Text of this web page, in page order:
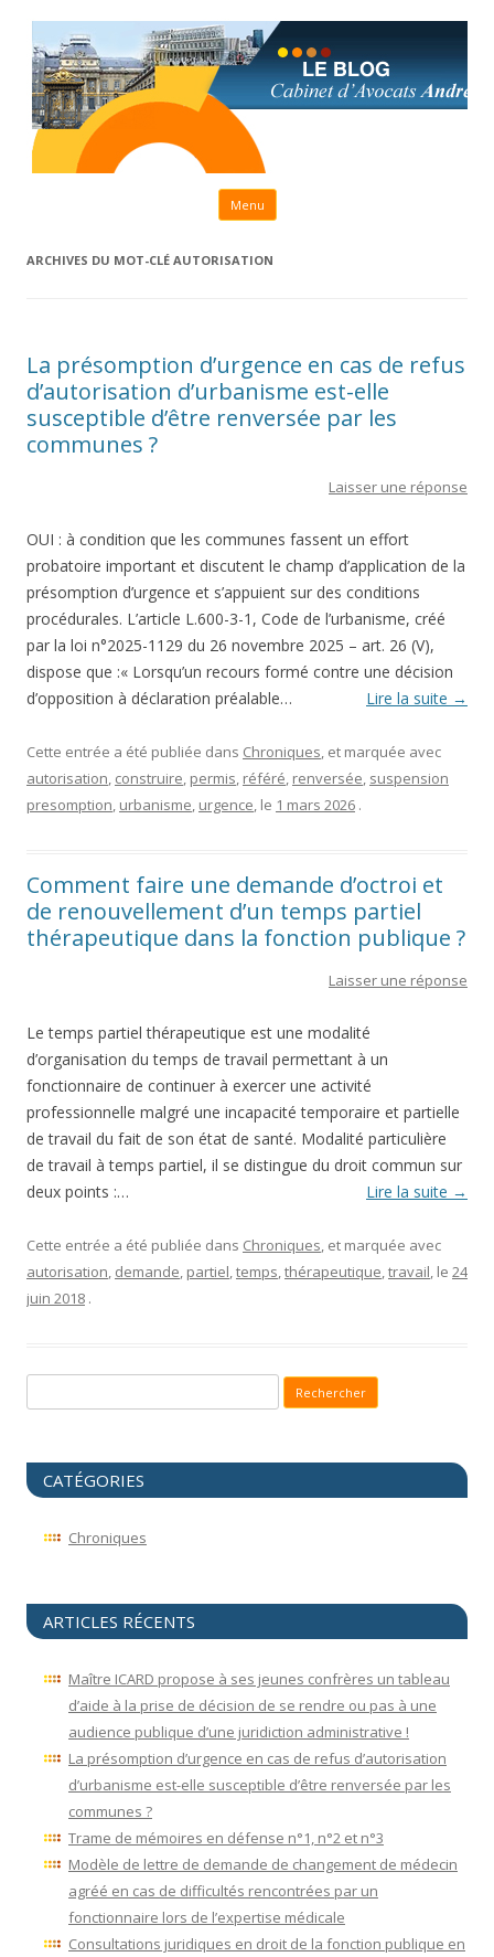
Menu Aller au contenu principal
ARCHIVES DU MOT-CLÉ AUTORISATION
La présomption d’urgence en cas de refus
d’autorisation d’urbanisme est-elle
susceptible d’être renversée par les
communes ?
Laisser une réponse
OUI : à condition que les communes fassent un effort
probatoire important et discutent le champ d’application de la
présomption d’urgence et s’appuient sur des conditions
procédurales. L’article L.600-3-1, Code de l’urbanisme, créé
par la loi n°2025-1129 du 26 novembre 2025 – art. 26 (V),
dispose que :« Lorsqu’un recours formé contre une décision
d’opposition à déclaration préalable…
Lire la suite →
Cette entrée a été publiée dans Chroniques, et marquée avec
autorisation, construire, permis, référé, renversée, suspension
presomption, urbanisme, urgence, le 1 mars 2026 .
Comment faire une demande d’octroi et
de renouvellement d’un temps partiel
thérapeutique dans la fonction publique ?
Laisser une réponse
Le temps partiel thérapeutique est une modalité
d’organisation du temps de travail permettant à un
fonctionnaire de continuer à exercer une activité
professionnelle malgré une incapacité temporaire et partielle
de travail du fait de son état de santé. Modalité particulière
de travail à temps partiel, il se distingue du droit commun sur
deux points :…
Lire la suite →
Cette entrée a été publiée dans Chroniques, et marquée avec
autorisation, demande, partiel,temps,thérapeutique,travail, le 24
juin 2018 .
CATÉGORIES
Chroniques
ARTICLES RÉCENTS
Maître ICARD propose à ses jeunes confrères un tableau
d’aide à la prise de décision de se rendre ou pas à une
audience publique d’une juridiction administrative !
La présomption d’urgence en cas de refus d’autorisation
d’urbanisme est-elle susceptible d’être renversée par les
communes ?
Trame de mémoires en défense n°1, n°2 et n°3
Modèle de lettre de demande de changement de médecin
agréé en cas de difficultés rencontrées par un
fonctionnaire lors de l’expertise médicale
Consultations juridiques en droit de la fonction publique en